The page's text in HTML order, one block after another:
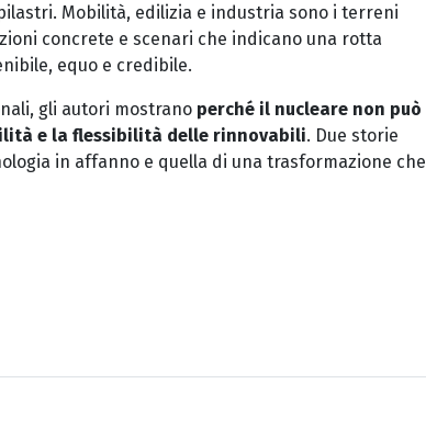
Mobilità, edilizia e industria sono i terreni
concrete e scenari che indicano una rotta
equo e credibile.
gli autori mostrano perché il nucleare non può
e la flessibilità delle rinnovabili. Due storie
in affanno e quella di una trasformazione che